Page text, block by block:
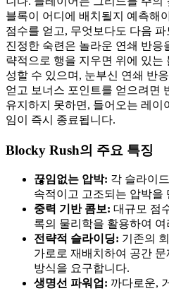
블록이 어디에 배치될지 예측해
점수를 얻고, 무엇보다도 다음
진정한 숙련은 놀라운 연쇄 반응
략적으로 행을 지우면 위에 있는
성할 수 있으며, 눈부신 연쇄 반
얻고 보너스 포인트를 얻으려면
유지하지 못하면, 들어오는 레이
임이 즉시 종료됩니다.
Blocky Rush의 주요 특징
끊임없는 압박: 각 슬라이
속적이고 고조되는 압박을
중력 기반 콤보: 대규모 점
록의 물리학을 활용하여
전략적 슬라이딩: 기존의
가로로 재배치하여 공간
방식을 요구합니다.
생명선 파워업: 까다로운,